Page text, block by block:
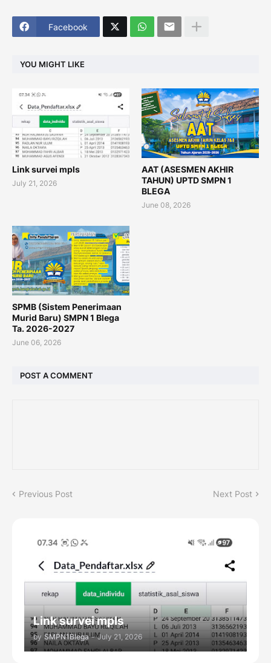
Facebook
YOU MIGHT LIKE
Link survei mpls
July 21, 2026
AAT (ASESMEN AKHIR
TAHUN) UPTD SMPN 1
BLEGA
June 08, 2026
SPMB (Sistem Penerimaan
Murid Baru) SMPN 1 Blega
Ta. 2026-2027
June 06, 2026
POST A COMMENT
Previous Post Next Post
Link survei mpls
by SMPN1Blega - July 21, 2026